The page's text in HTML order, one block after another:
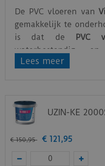
De PVC vloeren van
gemakkelijk te
is dat de
PVC
waterbestendig
vloerverwarming.
jaar garantie op hun
Bekijk
de
Vraag nu uw staal
Lees meer
UZIN-KE
€ 150,95 € 121,95